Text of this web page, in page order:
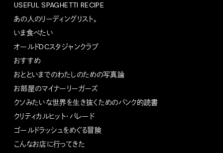
USEFUL SPAGHETTI RECIPE
あの人のリーディングリスト。
いま食べたい
オールドDCスタジャンクラブ
おすすめ
おとといまでのわたしのための写真論
お部屋のマイナーリーガーズ
クソみたいな世界を生き抜くためのパンク的読書
クリティカルヒット・パレード
ゴールドラッシュをめぐる冒険
こんなお店に行ってきた